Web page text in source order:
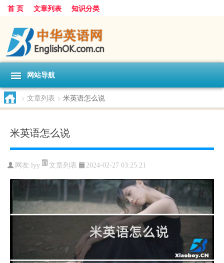
首 页 文章列表 知识分类
网站导航
> 文章列表 > 米英语怎么说
米英语怎么说
网友: lyy 文章列表 2024-02-27 03:25:21